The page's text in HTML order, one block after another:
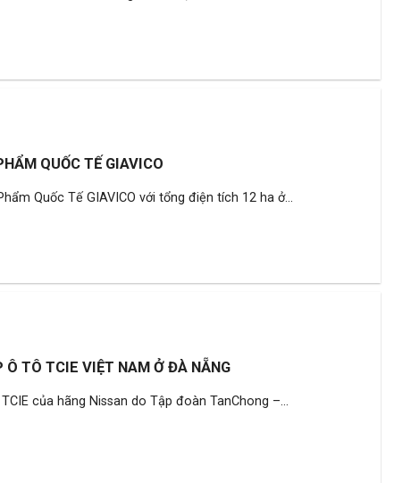
QUỐC TẾ GIAVICO
Quốc Tế GIAVICO với tổng điện tích 12 ha ở...
Ô TÔ TCIE VIỆT NAM Ở ĐÀ NẴNG
của hãng Nissan do Tập đoàn TanChong –...